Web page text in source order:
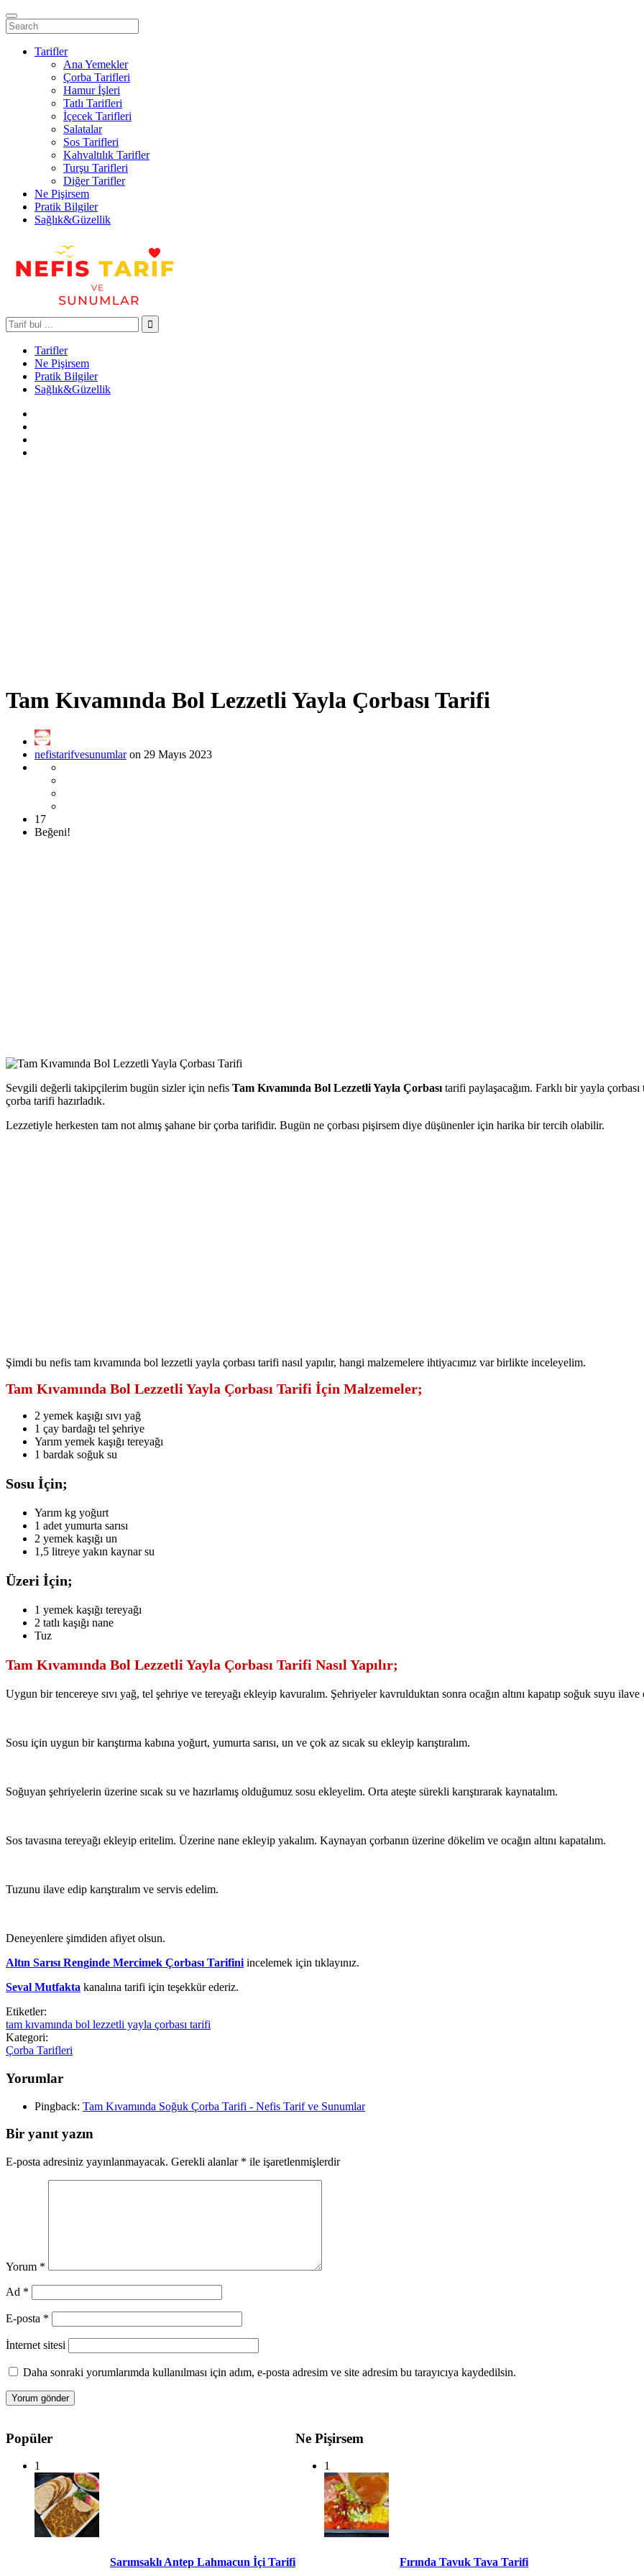
Tarifler
Ana Yemekler
Çorba Tarifleri
Hamur İşleri
Tatlı Tarifleri
İçecek Tarifleri
Salatalar
Sos Tarifleri
Kahvaltılık Tarifler
Turşu Tarifleri
Diğer Tarifler
Ne Pişirsem
Pratik Bilgiler
Sağlık&Güzellik
Tarifler
Ne Pişirsem
Pratik Bilgiler
Sağlık&Güzellik
Tam Kıvamında Bol Lezzetli Yayla Çorbası Tarifi
nefistarifvesunumlaron 29 Mayıs 2023
17
Beğeni!
Sevgili değerli takipçilerim bugün sizler için nefis Tam Kıvamında Bol Lezzetli Yayla Çorbası tarifi paylaşacağım. Farklı bir yayla
çorba tarifi hazırladık.
Lezzetiyle herkesten tam not almış şahane bir çorba tarifidir. Bugün ne çorbası pişirsem diye düşünenler için harika bir tercih olabilir.
Şimdi bu nefis tam kıvamında bol lezzetli yayla çorbası tarifi nasıl yapılır, hangi malzemelere ihtiyacımız var birlikte inceleyelim.
Tam Kıvamında Bol Lezzetli Yayla Çorbası Tarifi İçin Malzemeler;
2 yemek kaşığı sıvı yağ
1 çay bardağı tel şehriye
Yarım yemek kaşığı tereyağı
1 bardak soğuk su
Sosu İçin;
Yarım kg yoğurt
1 adet yumurta sarısı
2 yemek kaşığı un
1,5 litreye yakın kaynar su
Üzeri İçin;
1 yemek kaşığı tereyağı
2 tatlı kaşığı nane
Tuz
Tam Kıvamında Bol Lezzetli Yayla Çorbası Tarifi Nasıl Yapılır;
Uygun bir tencereye sıvı yağ, tel şehriye ve tereyağı ekleyip kavuralım. Şehriyeler kavrulduktan sonra ocağın altını kapatıp soğuk suyu ilave
Sosu için uygun bir karıştırma kabına yoğurt, yumurta sarısı, un ve çok az sıcak su ekleyip karıştıralım.
Soğuyan şehriyelerin üzerine sıcak su ve hazırlamış olduğumuz sosu ekleyelim. Orta ateşte sürekli karıştırarak kaynatalım.
Sos tavasına tereyağı ekleyip eritelim. Üzerine nane ekleyip yakalım. Kaynayan çorbanın üzerine dökelim ve ocağın altını kapatalım.
Tuzunu ilave edip karıştıralım ve servis edelim.
Deneyenlere şimdiden afiyet olsun.
Altın Sarısı Renginde Mercimek Çorbası Tarifini incelemek için tıklayınız.
Seval Mutfakta kanalına tarifi için teşekkür ederiz.
Etiketler:
tam kıvamında bol lezzetli yayla çorbası tarifi
Kategori:
Çorba Tarifleri
Yorumlar
Pingback: Tam Kıvamında Soğuk Çorba Tarifi - Nefis Tarif ve Sunumlar
Bir yanıt yazın
E-posta adresiniz yayınlanmayacak. Gerekli alanlar * ile işaretlenmişlerdir
Yorum *
Ad *
E-posta *
İnternet sitesi
Daha sonraki yorumlarımda kullanılması için adım, e-posta adresim ve site adresim bu tarayıcıya kaydedilsin.
Popüler
1
Sarımsaklı Antep Lahmacun İçi Tarifi
Ne Pişirsem
1
Fırında Tavuk Tava Tarifi